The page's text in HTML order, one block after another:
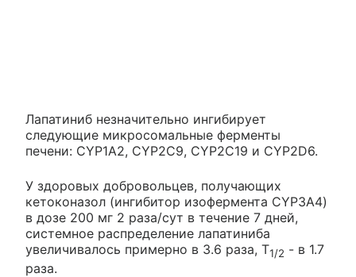
Лапатиниб незначительно ингибирует
следующие микросомальные ферменты
печени: CYP1A2, CYP2C9, CYP2C19 и CYP2D6.
У здоровых добровольцев, получающих
кетоконазол (ингибитор изофермента CYP3A4)
в дозе 200 мг 2 раза/сут в течение 7 дней,
системное распределение лапатиниба
увеличивалось примерно в 3.6 раза, T1/2 - в 1.7
раза.